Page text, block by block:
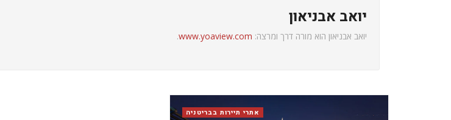
יואב אבניאון
יואב אבניאון הוא מורה דרך ומרצה: www.yoaview.com
.
אתרי תיירות בבריטניה